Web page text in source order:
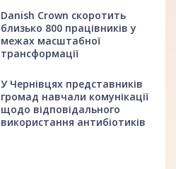
Danish Crown скоротить
близько 800 працівників у
межах масштабної
трансформації
У Чернівцях представників
громад навчали комунікації
щодо відповідального
використання антибіотиків